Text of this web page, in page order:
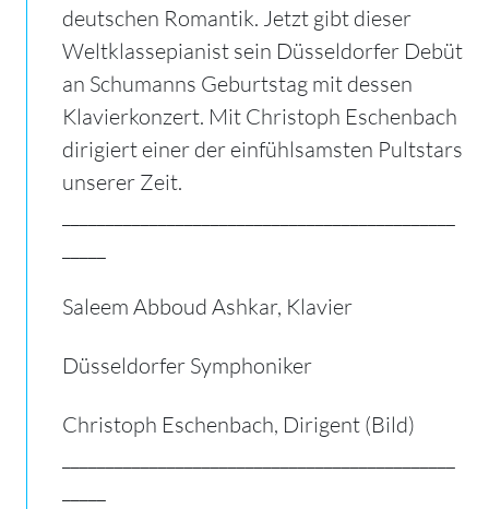
deutschen Romantik. Jetzt gibt dieser
Weltklassepianist sein Düsseldorfer Debüt
an Schumanns Geburtstag mit dessen
Klavierkonzert. Mit Christoph Eschenbach
dirigiert einer der einfühlsamsten Pultstars
unserer Zeit.
Saleem Abboud Ashkar, Klavier
Düsseldorfer Symphoniker
Christoph Eschenbach, Dirigent (Bild)